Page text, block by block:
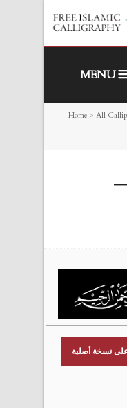
MENU
Home > All
نسخة أصلية